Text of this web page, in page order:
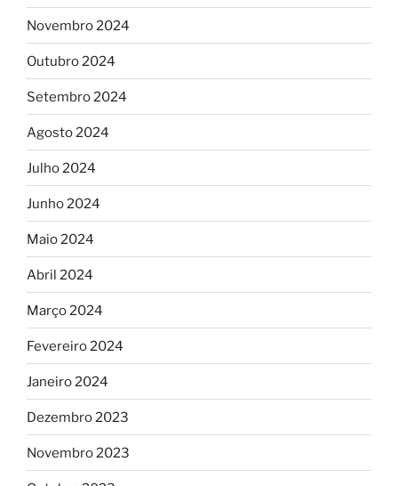
Novembro 2024
Outubro 2024
Setembro 2024
Agosto 2024
Julho 2024
Junho 2024
Maio 2024
Abril 2024
Março 2024
Fevereiro 2024
Janeiro 2024
Dezembro 2023
Novembro 2023